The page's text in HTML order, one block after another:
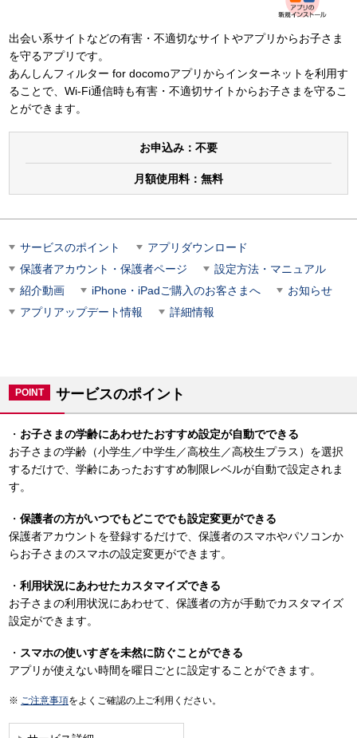
出会い系サイトなどの有害・不適切なサイトやアプリからお子さま
を守るアプリです。
あんしんフィルター for docomoアプリからインターネットを利用す
ることで、Wi-Fi通信時も有害・不適切サイトからお子さまを守るこ
とができます。
お申込み： 不要
月額使用料： 無料
サービスのポイント
アプリダウンロード
保護者アカウント・保護者ページ
設定方法・マニュアル
紹介動画
iPhone・iPadご購入のお客さまへ
お知らせ
アプリアップデート情報
詳細情報
POINT サービスのポイント
・ お子さまの学齢にあわせたおすすめ設定が自動でできる
お子さまの学齢（小学生／中学生／高校生／高校生プラス）を選択
するだけで、学齢にあったおすすめ制限レベルが自動で設定されま
す。
・ 保護者の方がいつでもどこででも設定変更ができる
保護者アカウントを登録するだけで、保護者のスマホやパソコンか
らお子さまのスマホの設定変更ができます。
・ 利用状況にあわせたカスタマイズできる
お子さまの利用状況にあわせて、保護者の方が手動でカスタマイズ
設定ができます。
・ スマホの使いすぎを未然に防ぐことができる
アプリが使えない時間を曜日ごとに設定することができます。
ご注意事項をよくご確認の上ご利用ください。